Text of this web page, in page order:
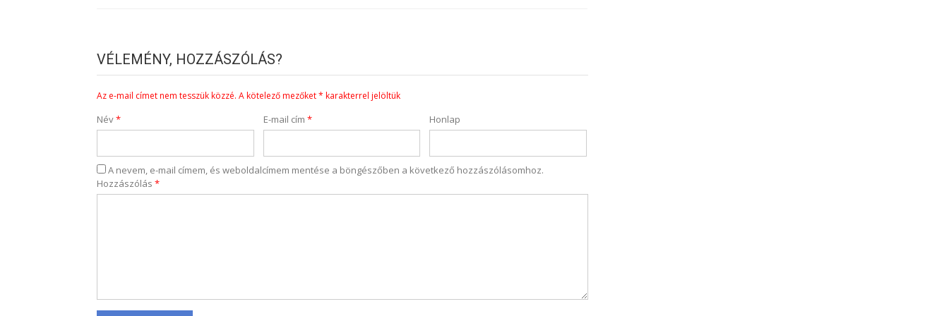
VÉLEMÉNY, HOZZÁSZÓLÁS?
Az e-mail címet nem tesszük közzé. A kötelező mezőket* karakterrel jelöltük
Név* E-mail cím * Honlap
A nevem, e-mail címem, és weboldalcímem mentése a böngészőben a következő hozzászólásomhoz.
Hozzászólás *